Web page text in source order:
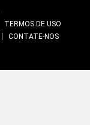
TERMOS DE USO
CONTATE-NOS